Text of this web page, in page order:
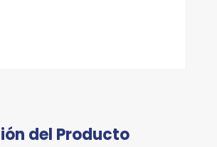
del Producto